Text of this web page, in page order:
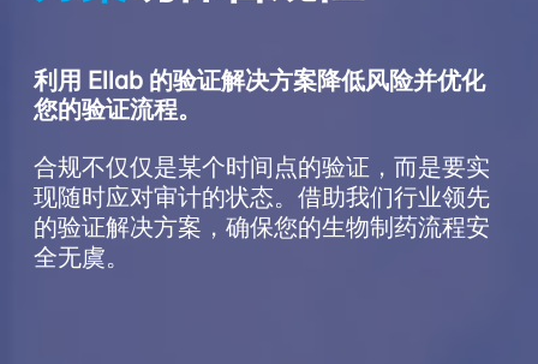
利用 Ellab 的验证解决方案降低风险并优化
您的验证流程。
合规不仅仅是某个时间点的验证，而是要实
现随时应对审计的状态。借助我们行业领先
的验证解决方案，确保您的生物制药流程安
全无虞。